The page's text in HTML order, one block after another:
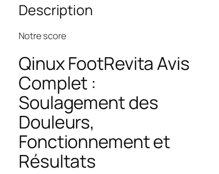
€
.
Description
Notre score
Qinux FootRevita Avis
Complet :
Soulagement des
Douleurs,
Fonctionnement et
Résultats